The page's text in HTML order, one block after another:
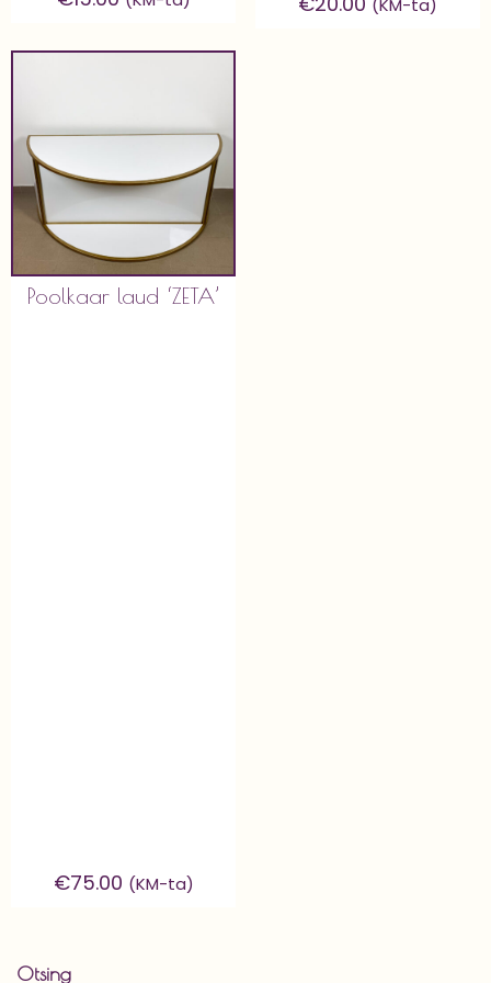
(KM-ta)
Poolkaar laud ‘ZETA’
€75.00 (KM-ta)
Otsing